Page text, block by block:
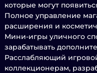
которые могут
Полное управление
расширения и
Мини-игры уличного
зарабатывать
Расслабляющий
коллекционерам,